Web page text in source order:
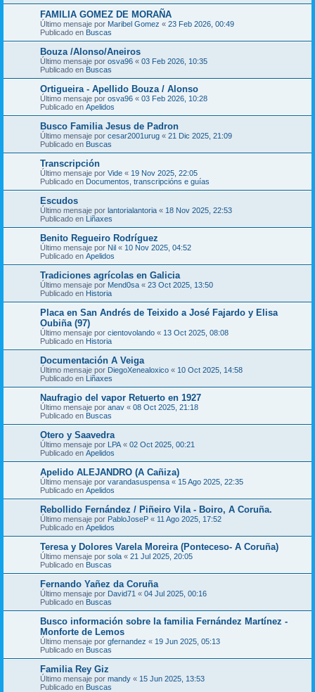
FAMILIA GOMEZ DE MORAÑA
Último mensaje por Maribel Gomez « 23 Feb 2026, 00:49
Publicado en Buscas
Bouza /Alonso/Aneiros
Último mensaje por osva96 « 03 Feb 2026, 10:35
Publicado en Buscas
Ortigueira - Apellido Bouza / Alonso
Último mensaje por osva96 « 03 Feb 2026, 10:28
Publicado en Apelidos
Busco Familia Jesus de Padron
Último mensaje por cesar2001urug « 21 Dic 2025, 21:09
Publicado en Buscas
Transcripción
Último mensaje por Vide « 19 Nov 2025, 22:05
Publicado en Documentos, transcripcións e guías
Escudos
Último mensaje por lantorialantoria « 18 Nov 2025, 22:53
Publicado en Liñaxes
Benito Regueiro Rodríguez
Último mensaje por Nil « 10 Nov 2025, 04:52
Publicado en Apelidos
Tradiciones agrícolas en Galicia
Último mensaje por Mend0sa « 23 Oct 2025, 13:50
Publicado en Historia
Placa en San Andrés de Teixido a José Fajardo y Elisa
Oubiña (97)
Último mensaje por cientovolando « 13 Oct 2025, 08:08
Publicado en Historia
Documentación A Veiga
Último mensaje por DiegoXenealoxico « 10 Oct 2025, 14:58
Publicado en Liñaxes
Naufragio del vapor Retuerto en 1927
Último mensaje por anav « 08 Oct 2025, 21:18
Publicado en Buscas
Otero y Saavedra
Último mensaje por LPA « 02 Oct 2025, 00:21
Publicado en Apelidos
Apelido ALEJANDRO (A Cañiza)
Último mensaje por varandasuspensa « 15 Ago 2025, 22:35
Publicado en Apelidos
Rebollido Fernández / Piñeiro Vila - Boiro, A Coruña.
Último mensaje por PabloJoseP « 11 Ago 2025, 17:52
Publicado en Apelidos
Teresa y Dolores Varela Moreira (Ponteceso- A Coruña)
Último mensaje por sola « 21 Jul 2025, 20:05
Publicado en Buscas
Fernando Yañez da Coruña
Último mensaje por David71 « 04 Jul 2025, 00:16
Publicado en Buscas
Busco información sobre la familia Fernández Martínez -
Monforte de Lemos
Último mensaje por gfernandez « 19 Jun 2025, 05:13
Publicado en Buscas
Familia Rey Giz
Último mensaje por mandy « 15 Jun 2025, 13:53
Publicado en Buscas